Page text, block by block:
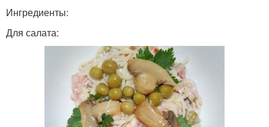
Ингредиенты:
Для салата: